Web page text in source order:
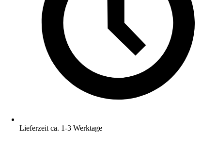
Lieferzeit ca. 1-3 Werktage